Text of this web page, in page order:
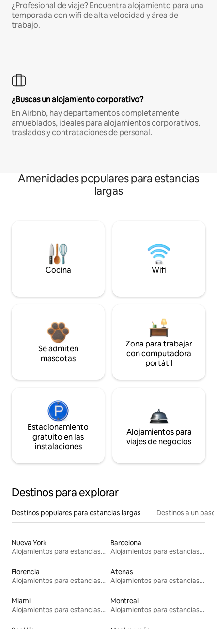
¿Profesional de viaje? Encuentra alojamiento para una
temporada con wifi de alta velocidad y área de
trabajo.
¿Buscas un alojamiento corporativo?
En Airbnb, hay departamentos completamente
amueblados, ideales para alojamientos corporativos,
traslados y contrataciones de personal.
Amenidades populares para estancias
largas
Cocina Wifi
Se admiten
mascotas
Zona para trabajar
con computadora
portátil
Estacionamiento
gratuito en las
instalaciones
Alojamientos para
viajes de negocios
Destinos para explorar
Destinos populares para estancias largas Destinos a un
Nueva York
Alojamientos para estancias largas
Barcelona
Alojamientos para estancias largas
Florencia
Alojamientos para estancias largas
Atenas
Alojamientos para estancias largas
Miami
Alojamientos para estancias largas
Montreal
Alojamientos para estancias largas